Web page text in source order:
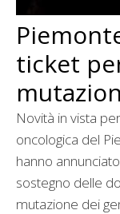
ticket
Novità in vista
oncologica del
hanno
sostegno delle
mutazione dei